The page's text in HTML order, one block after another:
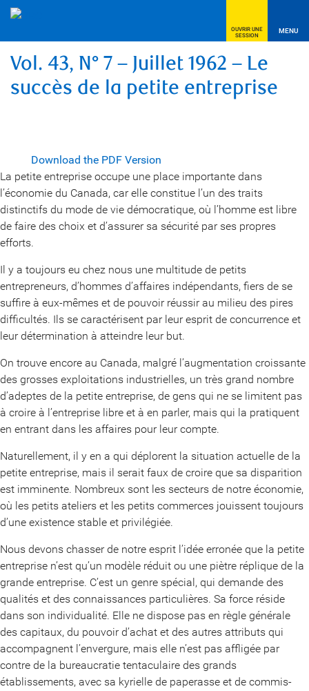
OUVRIR UNE
SESSION
MENU
Vol. 43, N° 7 – Juillet 1962 – Le
succès de la petite entreprise
Download the PDF Version
La petite entreprise occupe une place importante dans
l’économie du Canada, car elle constitue l’un des traits
distinctifs du mode de vie démocratique, où l’homme est libre
de faire des choix et d’assurer sa sécurité par ses propres
efforts.
Il y a toujours eu chez nous une multitude de petits
entrepreneurs, d’hommes d’affaires indépendants, fiers de se
suffire à eux-mêmes et de pouvoir réussir au milieu des pires
difficultés. Ils se caractérisent par leur esprit de concurrence et
leur détermination à atteindre leur but.
On trouve encore au Canada, malgré l’augmentation croissante
des grosses exploitations industrielles, un très grand nombre
d’adeptes de la petite entreprise, de gens qui ne se limitent pas
à croire à l’entreprise libre et à en parler, mais qui la pratiquent
en entrant dans les affaires pour leur compte.
Naturellement, il y en a qui déplorent la situation actuelle de la
petite entreprise, mais il serait faux de croire que sa disparition
est imminente. Nombreux sont les secteurs de notre économie,
où les petits ateliers et les petits commerces jouissent toujours
d’une existence stable et privilégiée.
Nous devons chasser de notre esprit l’idée erronée que la petite
entreprise n’est qu’un modèle réduit ou une piètre réplique de la
grande entreprise. C’est un genre spécial, qui demande des
qualités et des connaissances particulières. Sa force réside
dans son individualité. Elle ne dispose pas en règle générale
des capitaux, du pouvoir d’achat et des autres attributs qui
accompagnent l’envergure, mais elle n’est pas affligée par
contre de la bureaucratie tentaculaire des grands
établissements, avec sa kyrielle de paperasse et de commis-